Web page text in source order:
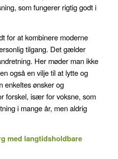
som fungerer rigtig godt i
for at kombinere moderne
tilgang. Det gælder
Her møder man ikke
også en vilje til at lytte og
enkeltes ønsker og
forskel, især for voksne, som
i mange år, men aldrig
med langtidsholdbare